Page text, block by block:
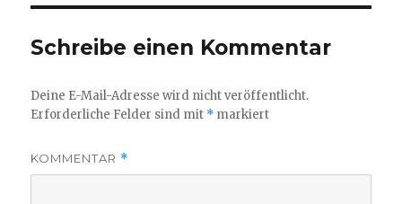
Schreibe einen Kommentar
Deine E-Mail-Adresse wird nicht veröffentlicht.
Erforderliche Felder sind mit * markiert
KOMMENTAR *